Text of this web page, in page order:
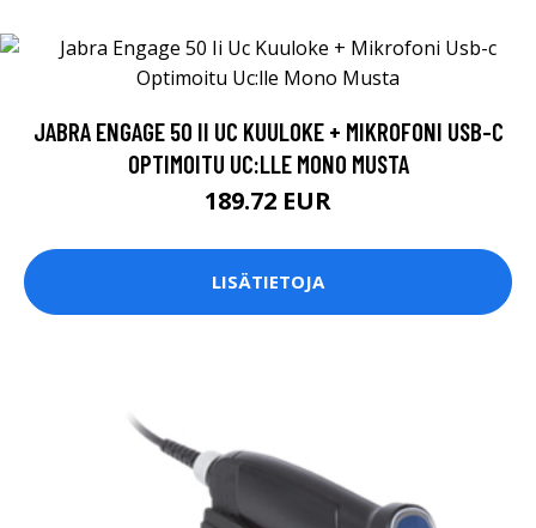
JABRA ENGAGE 50 II UC KUULOKE + MIKROFONI USB-C
OPTIMOITU UC:LLE MONO MUSTA
189.72 EUR
LISÄTIETOJA